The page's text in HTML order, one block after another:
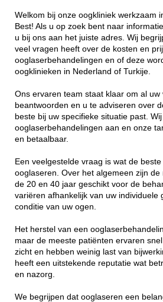
Welkom bij onze oogkliniek werkzaam
Best! Als u op zoek bent naar
u bij ons aan het juiste adres. Wij
veel vragen heeft over de kosten en
ooglaserbehandelingen en of deze
oogklinieken in Nederland of Turkije.
Ons ervaren team staat klaar om al uw
beantwoorden en u te adviseren over
beste bij uw specifieke situatie past.
ooglaserbehandelingen aan en onze
en betaalbaar.
Een veelgestelde vraag is wat de
ooglaseren. Over het algemeen zijn
de 20 en 40 jaar geschikt voor de
variëren afhankelijk van uw individuele
conditie van uw ogen.
Het herstel van een
maar de meeste patiënten ervaren
zicht en hebben weinig last van
heeft een uitstekende reputatie wat
en nazorg.
We begrijpen dat ooglaseren een